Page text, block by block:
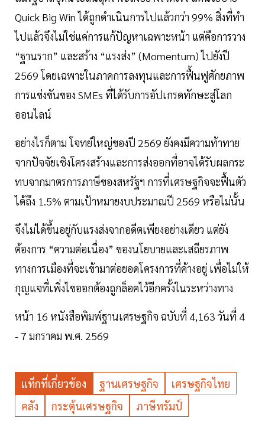
Quick Big Win ได้ถูกดำเนินการไปแล้วกว่า 99% สิ่งที่ทำ
ไปแล้วจึงไม่ใช่แค่การแก้ปัญหาเฉพาะหน้า แต่คือการวาง
“ฐานราก” และสร้าง “แรงส่ง” (Momentum) ไปยังปี
2569 โดยเฉพาะในภาคการลงทุนและการฟื้นฟูศักยภาพ
การแข่งขันของ SMEs ที่ได้รับการอัปเกรดทักษะสู่โลก
ออนไลน์
อย่างไรก็ตาม โจทย์ใหญ่ของปี 2569 ยังคงมีความท้าทาย
จากปัจจัยเชิงโครงสร้างและการส่งออกที่อาจได้รับผลกระ
ทบจากมาตรการภาษีของสหรัฐฯ การที่เศรษฐกิจจะฟื้นตัว
ได้ถึง 1.5% ตามเป้าหมายงบประมาณปี 2569 หรือไม่นั้น
จึงไม่ได้ขึ้นอยู่กับแรงส่งจากอดีตเพียงอย่างเดียว แต่ยัง
ต้องการ “ความต่อเนื่อง” ของนโยบายและเสถียรภาพ
ทางการเมืองที่จะเข้ามาต่อยอดโครงการที่ค้างอยู่ เพื่อไม่ให้
กุญแจที่เพิ่งไขออกต้องถูกล็อคไว้อีกครั้งในระหว่างทาง
หน้า 16 หนังสือพิมพ์ฐานเศรษฐกิจ ฉบับที่ 4,163 วันที่ 4
- 7 มกราคม พ.ศ. 2569
แท็กที่เกี่ยวข้อง ฐานเศรษฐกิจ
เศรษฐกิจไทย
คลัง
กระตุ้นเศรษฐกิจ ภาษีทรัมป์